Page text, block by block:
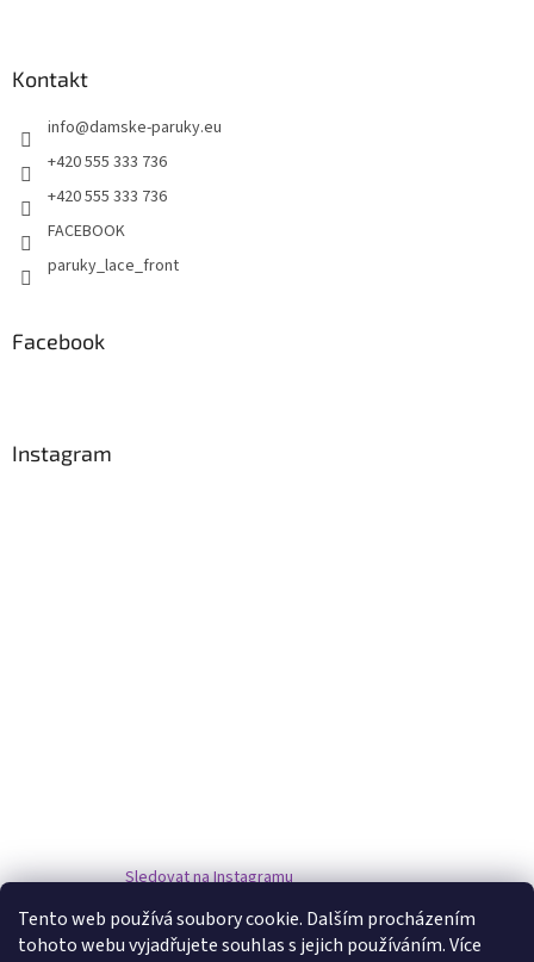
Tento web používá soubory cookie. Dalším procházením
tohoto webu vyjadřujete souhlas s jejich používáním. Více
Kontakt
info@damske-paruky.eu
+420 555 333 736
+420 555 333 736
FACEBOOK
paruky_lace_front
Facebook
Instagram
Sledovat na Instagramu
www.damske-paruky.eu